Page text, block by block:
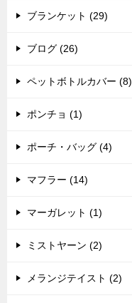
ブランケット (29)
ブログ (26)
ペットボトルカバー (8)
ポンチョ (1)
ポーチ・バッグ (4)
マフラー (14)
マーガレット (1)
ミストヤーン (2)
メランジテイスト (2)